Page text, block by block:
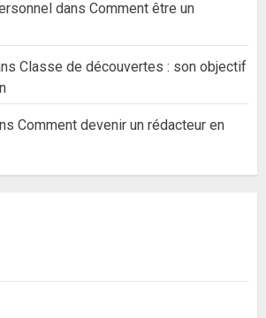
dans Comment être un
Classe de découvertes : son objectif
Comment devenir un rédacteur en